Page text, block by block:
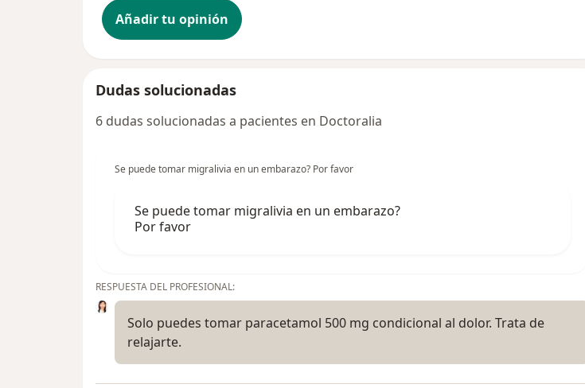
Añadir tu opinión
Dudas solucionadas
6 dudas solucionadas a pacientes en Doctoralia
Se puede tomar migralivia en un embarazo? Por favor
Se puede tomar migralivia en un embarazo?
Por favor
RESPUESTA DEL PROFESIONAL:
Solo puedes tomar paracetamol 500 mg condicional al dolor. Trata de
relajarte.